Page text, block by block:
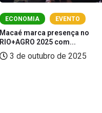
ECONOMIA EVENTO
Macaé marca presença no
RIO+AGRO 2025 com...
3 de outubro de 2025